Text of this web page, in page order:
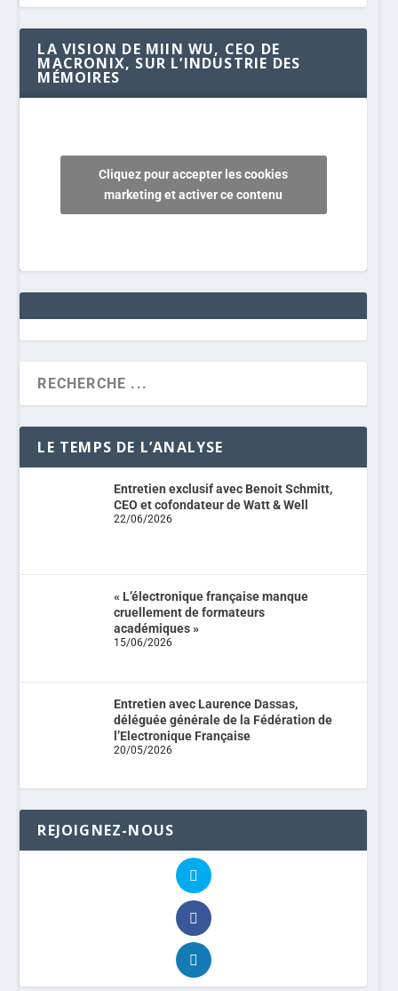
LA VISION DE MIIN WU, CEO DE
MACRONIX, SUR L’INDUSTRIE DES
MÉMOIRES
Cliquez pour accepter les cookies
marketing et activer ce contenu
LE TEMPS DE L’ANALYSE
Entretien exclusif avec Benoit Schmitt,
CEO et cofondateur de Watt & Well
22/06/2026
« L’électronique française manque
cruellement de formateurs
académiques »
15/06/2026
Entretien avec Laurence Dassas,
déléguée générale de la Fédération de
l’Electronique Française
20/05/2026
REJOIGNEZ-NOUS